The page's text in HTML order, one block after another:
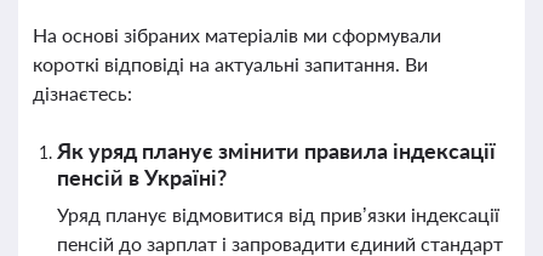
На основі зібраних матеріалів ми сформували
короткі відповіді на актуальні запитання. Ви
дізнаєтесь:
Як уряд планує змінити правила індексації
пенсій в Україні?
Уряд планує відмовитися від прив’язки індексації
пенсій до зарплат і запровадити єдиний стандарт